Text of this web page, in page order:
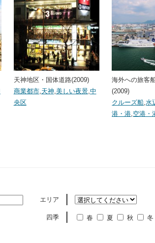
天神地区・国体道路(2009)
商業都市, 天神, 美しい夜景, 中
央区
海外への旅客
(2009)
クルーズ船 ,水
港・港 空港・
エリア
四季 春 夏 秋 冬